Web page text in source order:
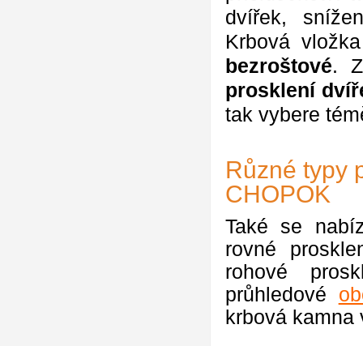
dvířek,
Krbová
bezroštové.
prosklení
tak vybere
Různé typy
CHOPOK
Také se
rovné
rohové
průhledové
krbová kamna